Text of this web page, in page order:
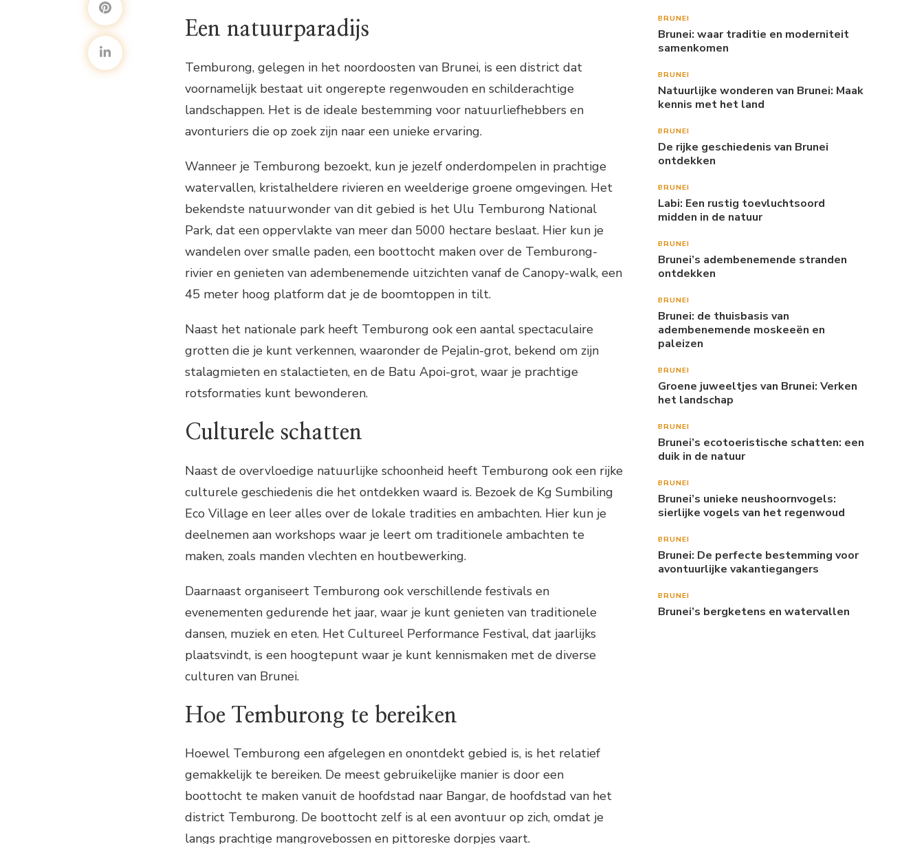
Een natuurparadijs
Temburong, gelegen in het noordoosten van Brunei, is een district dat
voornamelijk bestaat uit ongerepte regenwouden en schilderachtige
landschappen. Het is de ideale bestemming voor natuurliefhebbers en
avonturiers die op zoek zijn naar een unieke ervaring.
Wanneer je Temburong bezoekt, kun je jezelf onderdompelen in prachtige
watervallen, kristalheldere rivieren en weelderige groene omgevingen. Het
bekendste natuurwonder van dit gebied is het Ulu Temburong National
Park, dat een oppervlakte van meer dan 5000 hectare beslaat. Hier kun je
wandelen over smalle paden, een boottocht maken over de Temburong-
rivier en genieten van adembenemende uitzichten vanaf de Canopy-walk, een
45 meter hoog platform dat je de boomtoppen in tilt.
Naast het nationale park heeft Temburong ook een aantal spectaculaire
grotten die je kunt verkennen, waaronder de Pejalin-grot, bekend om zijn
stalagmieten en stalactieten, en de Batu Apoi-grot, waar je prachtige
rotsformaties kunt bewonderen.
Culturele schatten
Naast de overvloedige natuurlijke schoonheid heeft Temburong ook een rijke
culturele geschiedenis die het ontdekken waard is. Bezoek de Kg Sumbiling
Eco Village en leer alles over de lokale tradities en ambachten. Hier kun je
deelnemen aan workshops waar je leert om traditionele ambachten te
maken, zoals manden vlechten en houtbewerking.
Daarnaast organiseert Temburong ook verschillende festivals en
evenementen gedurende het jaar, waar je kunt genieten van traditionele
dansen, muziek en eten. Het Cultureel Performance Festival, dat jaarlijks
plaatsvindt, is een hoogtepunt waar je kunt kennismaken met de diverse
culturen van Brunei.
Hoe Temburong te bereiken
Hoewel Temburong een afgelegen en onontdekt gebied is, is het relatief
gemakkelijk te bereiken. De meest gebruikelijke manier is door een
boottocht te maken vanuit de hoofdstad naar Bangar, de hoofdstad van het
district Temburong. De boottocht zelf is al een avontuur op zich, omdat je
langs prachtige mangrovebossen en pittoreske dorpjes vaart.
BRUNEI
Brunei: waar traditie en moderniteit
samenkomen
BRUNEI
Natuurlijke wonderen van Brunei: Maak
kennis met het land
BRUNEI
De rijke geschiedenis van Brunei
ontdekken
BRUNEI
Labi: Een rustig toevluchtsoord
midden in de natuur
BRUNEI
Brunei’s adembenemende stranden
ontdekken
BRUNEI
Brunei: de thuisbasis van
adembenemende moskeeën en
paleizen
BRUNEI
Groene juweeltjes van Brunei: Verken
het landschap
BRUNEI
Brunei’s ecotoeristische schatten: een
duik in de natuur
BRUNEI
Brunei’s unieke neushoornvogels:
sierlijke vogels van het regenwoud
BRUNEI
Brunei: De perfecte bestemming voor
avontuurlijke vakantiegangers
BRUNEI
Brunei’s bergketens en watervallen